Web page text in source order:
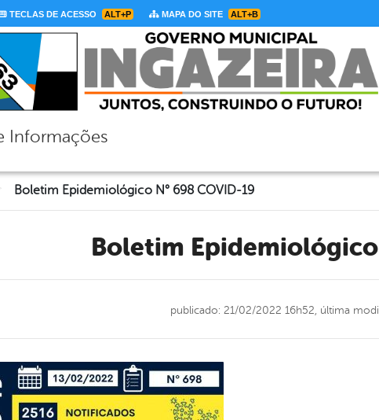
TECLAS DE ACESSO ALT+P MAPA DO SITE ALT+B
de navegação
Informações
Boletim Epidemiológico N° 698 COVID-19
Boletim
publicado: 21/02/2022 16h52, última